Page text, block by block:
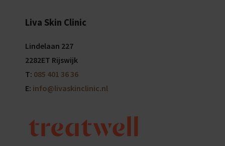
Liva Skin Clinic
Lindelaan 227
2282ET Rijswijk
T: 085 401 36 36
E: info@livaskinclinic.nl